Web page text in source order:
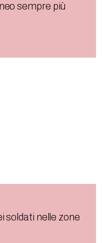
sempre più
soldati nelle zone